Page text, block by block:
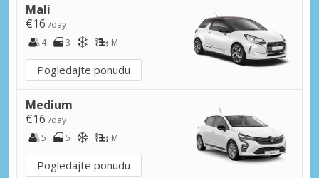
Mali
€16 /day
4
3 M
Pogledajte ponudu
Medium
€16 /day
5
5 M
Pogledajte ponudu